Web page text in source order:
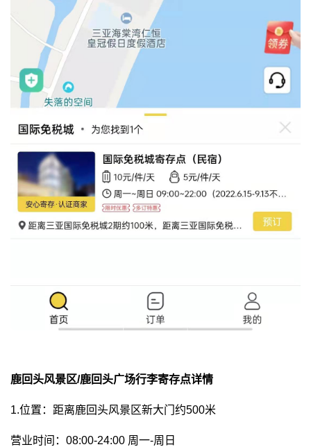
鹿回头风景区/鹿回头广场行李寄存点详情
1.位置：距离鹿回头风景区新大门约500米
营业时间：08:00-24:00 周一-周日